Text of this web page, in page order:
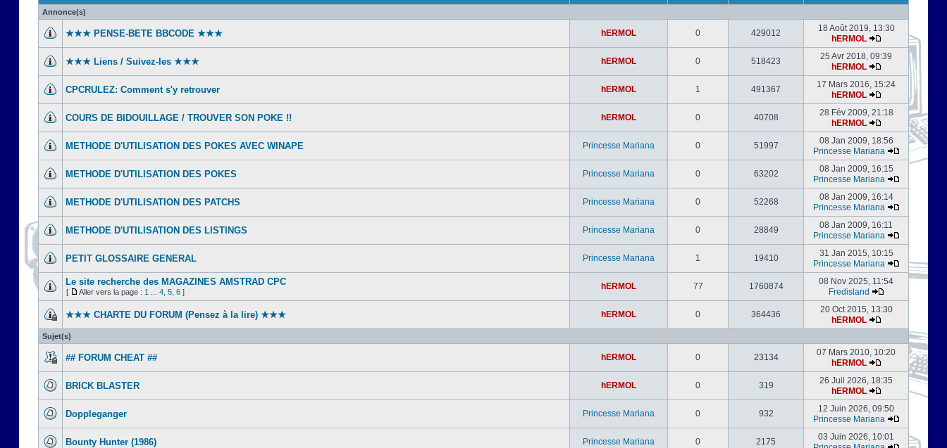
Annonce(s)
★★★ PENSE-BETE BBCODE ★★★ hERMOL 0 429012
18 Août 2019, 13:30
hERMOL
★★★ Liens / Suivez-les ★★★ hERMOL 0 518423
25 Avr 2018, 09:39
hERMOL
CPCRULEZ: Comment s'y retrouver‎ hERMOL 1 491367
17 Mars 2016, 15:24
hERMOL
COURS DE BIDOUILLAGE / TROUVER SON POKE !! hERMOL 0 40708
28 Fév 2009, 21:18
hERMOL
METHODE D'UTILISATION DES POKES AVEC WINAPE Princesse Mariana 0 51997
08 Jan 2009, 18:56
Princesse Mariana
METHODE D'UTILISATION DES POKES Princesse Mariana 0 63202
08 Jan 2009, 16:15
Princesse Mariana
METHODE D'UTILISATION DES PATCHS Princesse Mariana 0 52268
08 Jan 2009, 16:14
Princesse Mariana
METHODE D'UTILISATION DES LISTINGS Princesse Mariana 0 28849
08 Jan 2009, 16:11
Princesse Mariana
PETIT GLOSSAIRE GENERAL Princesse Mariana 1 19410
31 Jan 2015, 10:15
Princesse Mariana
Le site recherche des MAGAZINES AMSTRAD CPC
[ Aller vers la page : 1 4 5 6 ]
hERMOL 77 1760874
08 Nov 2025, 11:54
Fredisland
★★★ CHARTE DU FORUM (Pensez à la lire) ★★★ hERMOL 0 364436
20 Oct 2015, 13:30
hERMOL
Sujet(s)
## FORUM CHEAT ## hERMOL 0 23134
07 Mars 2010, 10:20
hERMOL
BRICK BLASTER hERMOL 0 319
26 Juil 2026, 18:35
hERMOL
Doppleganger Princesse Mariana 0 932
12 Juin 2026, 09:50
Princesse Mariana
Bounty Hunter (1986) Princesse Mariana 0 2175
03 Juin 2026, 10:01